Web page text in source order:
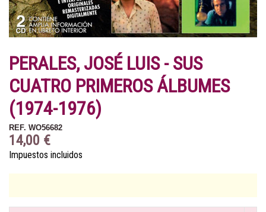
PERALES, JOSÉ LUIS - SUS
CUATRO PRIMEROS ÁLBUMES
(1974-1976)
REF. WO56682
14,00 €
Impuestos incluidos